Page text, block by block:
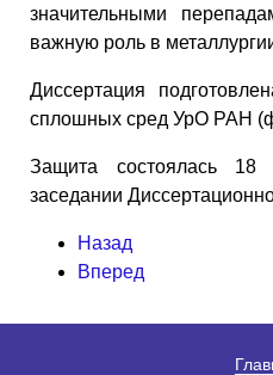
значительными
важную роль в
Диссертация
сплошных сред УрО РАН
Защита состоялась
заседании
Назад
Вперед